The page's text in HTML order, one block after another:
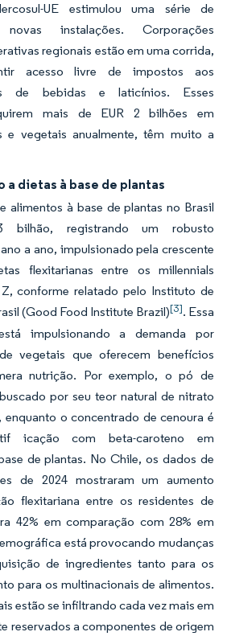
UE estimulou uma série de
instalações. Corporações
regionais estão em uma corrida,
acesso livre de impostos aos
de bebidas e laticínios. Esses
mais de EUR 2 bilhões em
e vegetais anualmente, têm muito a
a dietas à base de plantas
alimentos à base de plantas no Brasil
bilhão, registrando um robusto
a ano, impulsionado pela crescente
flexitarianas entre os millennials
conforme relatado pelo Instituto de
(Good Food Institute Brazil)[3]. Essa
impulsionando a demanda por
vegetais que oferecem benefícios
nutrição. Por exemplo, o pó de
por seu teor natural de nitrato
o concentrado de cenoura é
icação com beta-caroteno em
de plantas. No Chile, os dados de
de 2024 mostraram um aumento
flexitariana entre os residentes de
42% em comparação com 28% em
está provocando mudanças
de ingredientes tanto para os
para os multinacionais de alimentos.
estão se infiltrando cada vez mais em
reservados a componentes de origem